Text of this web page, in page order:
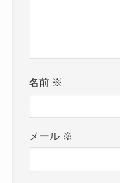
名前 ※
メール ※